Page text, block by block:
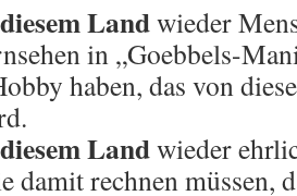
Landwieder
in „Goebbels-
haben, das von
Landwieder
damit rechnen müssen,